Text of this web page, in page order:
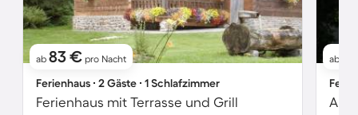
ab 83 € pro Nacht
Ferienhaus ∙ 2 Gäste ∙ 1 Schlafzimmer
Ferienhaus mit Terrasse und Grill
ab